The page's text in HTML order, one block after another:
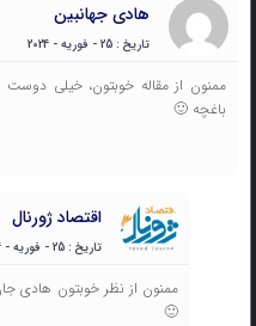
هادی جهانبین
تاریخ : 25 - فوریه - 2024
ممنون از مقاله خوبتون، خیلی دوست
باغچه 🙂
اقتصاد ژورنال
تاریخ : 25 - فوریه - 2024
ممنون از نظر خوبتون هادی
🙂